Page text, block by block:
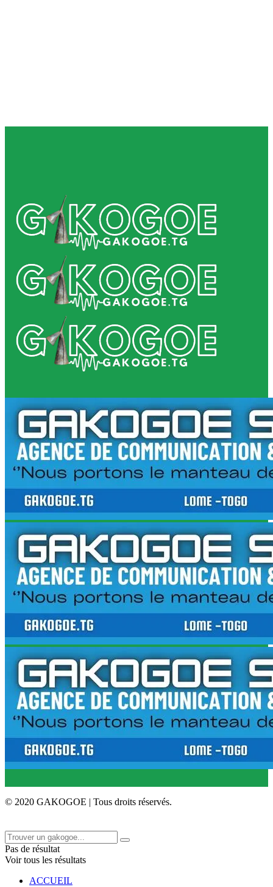
© 2020 GAKOGOE | Tous droits réservés.
Pas de résultat
Voir tous les résultats
ACCUEIL